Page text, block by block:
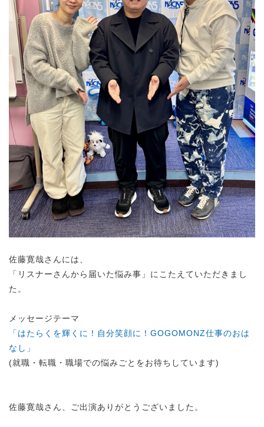
佐藤寛哉さんには、
「リスナーさんから届いた悩み事」にこたえていただきまし
た。
メッセージテーマ
「はたらくを輝くに！自分笑顔に！GOGOMONZ仕事のおは
なし」
(就職・転職・職場での悩みごとをお待ちしています)
佐藤寛哉さん、ご出演ありがとうございました。